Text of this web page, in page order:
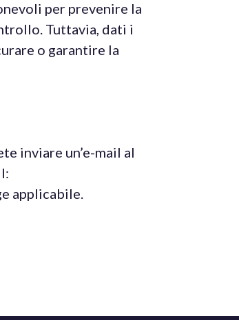
per prevenire la
Tuttavia, dati i
o garantire la
inviare un’e-mail al
applicabile.